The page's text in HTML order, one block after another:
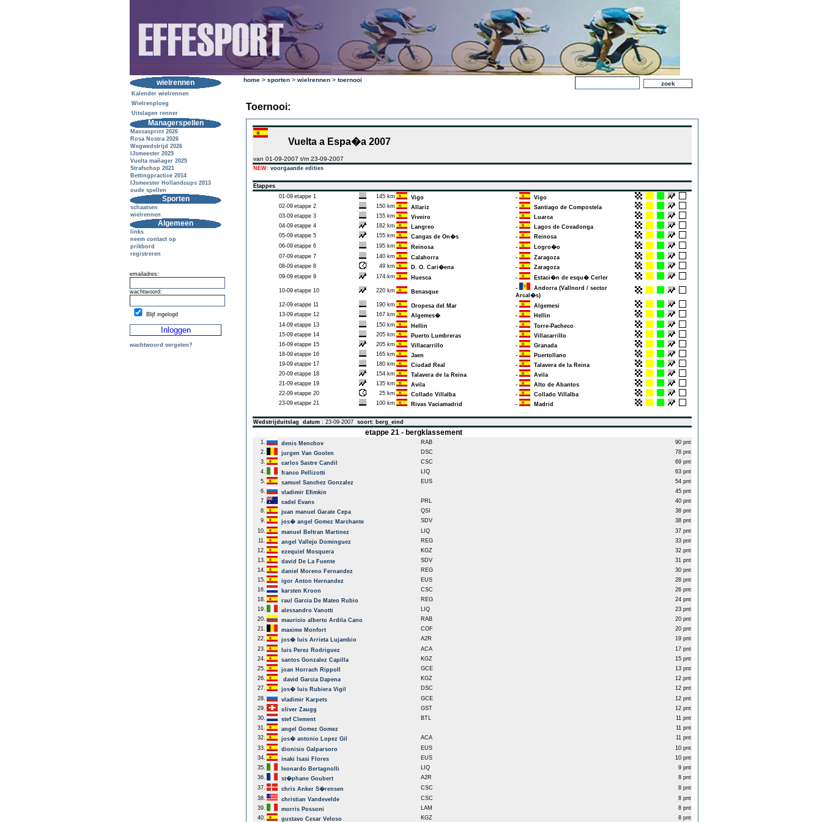
wielrennen
Kalender wielrennen
Wielrenploeg
Uitslagen renner
Managerspellen
Massasprint 2026
Rosa Nostra 2026
Wegwedstrijd 2026
IJsmeester 2025
Vuelta mañager 2025
Strafschop 2021
Bettingpractice 2014
IJsmeester Hollandcups 2013
oude spellen
Sporten
schaatsen
wielrennen
Algemeen
links
neem contact op
prikbord
registreren
emailadres:
wachtwoord:
Blijf ingelogd
wachtwoord vergeten?
home > sporten > wielrennen > toernooi
Toernooi:
Vuelta a Espa�a 2007
van 01-09-2007 t/m 23-09-2007
NEW: voorgaande edities
Etappes
01-09 etappe 1 145 km Vigo -
Vigo
02-09 etappe 2 150 km Allariz -
Santiago de Compostela
03-09 etappe 3 155 km Viveiro -
Luarca
04-09 etappe 4 182 km Langreo -
Lagos de Covadonga
05-09 etappe 5 155 km Cangas de On�s -
Reinosa
06-09 etappe 6 195 km Reinosa -
Logro�o
07-09 etappe 7 140 km Calahorra -
Zaragoza
08-09 etappe 8 49 km D. O. Cari�ena -
Zaragoza
09-09 etappe 9 174 km Huesca - Estaci�n de esqu� Cerler
10-09 etappe 10 220 km Benasque
-
Andorra (Vallnord / sector
Arcal�s)
12-09 etappe 11 190 km Oropesa del Mar -
Algemesi
13-09 etappe 12 167 km Algemes� -
Hellin
14-09 etappe 13 150 km Hellin -
Torre-Pacheco
15-09 etappe 14 205 km Puerto Lumbreras -
Villacarrillo
16-09 etappe 15 205 km Villacarrillo -
Granada
18-09 etappe 16 165 km Jaen -
Puertollano
19-09 etappe 17 180 km Ciudad Real -
Talavera de la Reina
20-09 etappe 18 154 km Talavera de la Reina -
Avila
21-09 etappe 19 135 km Avila -
Alto de Abantos
22-09 etappe 20 25 km Collado Villalba -
Collado Villalba
23-09 etappe 21 100 km Rivas Vaciamadrid - Madrid
Wedstrijduitslag datum : 23-09-2007 soort: berg_eind
etappe 21 - bergklassement
1. denis Menchov RAB
90 pnt
2.
jurgen Van Goolen DSC
78 pnt
3.
carlos Sastre Candil CSC
69 pnt
4.
franco Pellizotti LIQ
63 pnt
5.
samuel Sanchez Gonzalez EUS
54 pnt
6.
vladimir Efimkin
45 pnt
7.
cadel Evans PRL
40 pnt
8.
juan manuel Garate Cepa QSI
38 pnt
9.
jos� angel Gomez Marchante SDV
38 pnt
10.
manuel Beltran Martinez LIQ
37 pnt
11.
angel Vallejo Dominguez REG
33 pnt
12.
ezequiel Mosquera KGZ
32 pnt
13.
david De La Fuente SDV
31 pnt
14.
daniel Moreno Fernandez REG
30 pnt
15.
igor Anton Hernandez EUS
28 pnt
16.
karsten Kroon CSC
26 pnt
18.
raul Garcia De Mateo Rubio REG
24 pnt
19.
alessandro Vanotti LIQ
23 pnt
20.
mauricio alberto Ardila Cano RAB
20 pnt
21.
maxime Monfort COF
20 pnt
22.
jos� luis Arrieta Lujambio A2R
19 pnt
23.
luis Perez Rodriguez ACA
17 pnt
24.
santos Gonzalez Capilla KGZ
15 pnt
25.
joan Horrach Rippoll GCE
13 pnt
26.
david Garcia Dapena KGZ
12 pnt
27.
jos� luis Rubiera Vigil DSC
12 pnt
28.
vladimir Karpets GCE
12 pnt
29.
oliver Zaugg GST
12 pnt
30.
stef Clement BTL
11 pnt
31.
angel Gomez Gomez
11 pnt
32.
jos� antonio Lopez Gil ACA
11 pnt
33.
dionisio Galparsoro EUS
10 pnt
34.
inaki Isasi Flores EUS
10 pnt
35.
leonardo Bertagnolli LIQ
9 pnt
36.
st�phane Goubert A2R
8 pnt
37.
chris Anker S�rensen CSC
8 pnt
38.
christian Vandevelde CSC
8 pnt
39.
morris Possoni LAM
8 pnt
40.
gustavo Cesar Veloso KGZ
8 pnt